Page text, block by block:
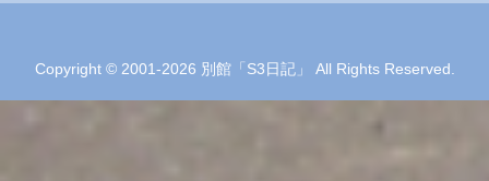
Copyright © 2001-2026 別館「S3日記」 All Rights Reserved.